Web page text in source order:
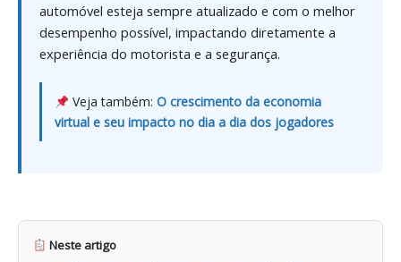
automóvel esteja sempre atualizado e com o melhor
desempenho possível, impactando diretamente a
experiência do motorista e a segurança.
Veja também: O crescimento da economia
virtual e seu impacto no dia a dia dos jogadores
Neste artigo